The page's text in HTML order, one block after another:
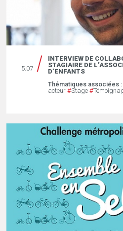
5.07
INTERVIEW DE
STAGIAIRE DE
D’ENFANTS
Thématiques associées :
acteur #Stage #